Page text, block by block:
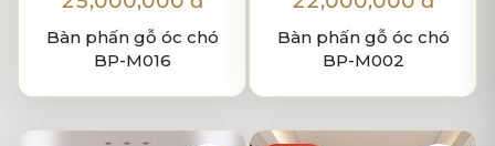
Bàn phấn gỗ óc chó
BP-M016
Bàn phấn gỗ óc chó
BP-M002